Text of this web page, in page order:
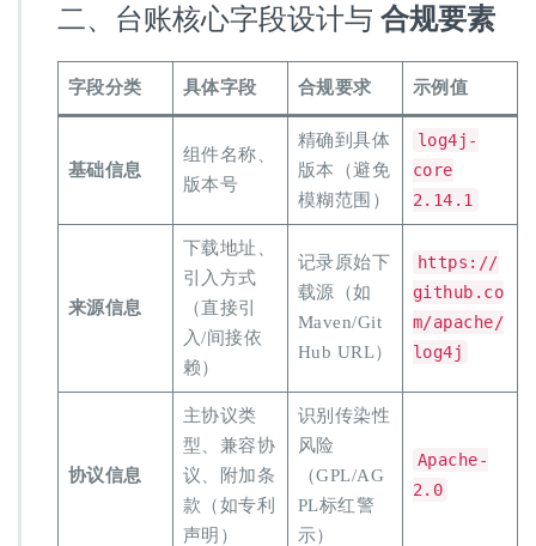
二、台账核心字段设计与 ​ 合规要素
字段分类 具体字段 合规要求 示例值
基础信息
组件名称、
版本号
精确到具体
版本（避免
模糊范围）
log4j-
core
2.14.1
来源信息
下载地址、
引入方式
（直接引
入/间接依
赖）
记录原始下
载源（如
Maven/Git
Hub URL）
https://
github.co
m/apache/
log4j
协议信息
主协议类
型、兼容协
议、附加条
款（如专利
声明）
识别传染性
风险
（GPL/AG
PL标红警
示）
Apache-
2.0